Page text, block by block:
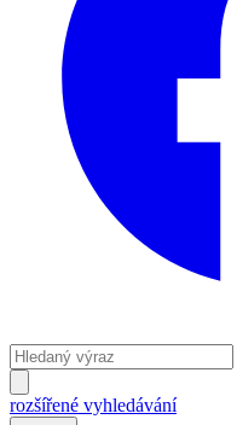
rozšířené vyhledávání